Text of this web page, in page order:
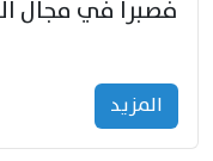
المزید